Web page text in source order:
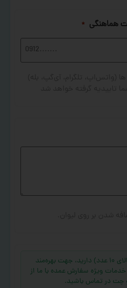
هماهنگی *
اگر سفارش عمده (بالای ۱۰ عدد) دارید، جهت بهره‌مند
ویژه سفارش عمده با ما از
چت در تماس باشید.